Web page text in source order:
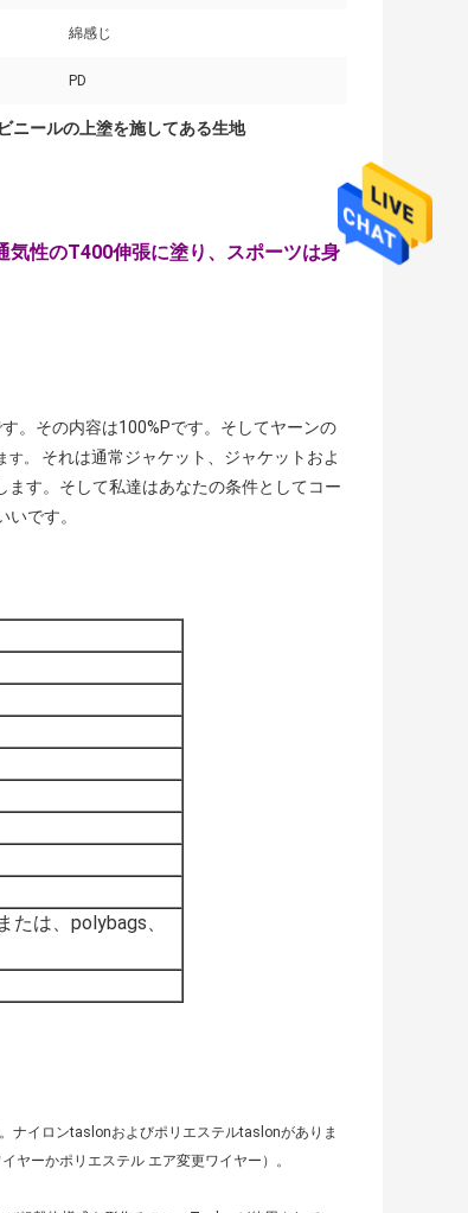
綿感じ
PD
ニールの上塗を施してある生地
性のT400伸張に塗り、スポーツは身
。その内容は100%Pです。そしてヤーンの
す。 それは通常ジャケット、ジャケットおよ
す。そして私達はあなたの条件としてコー
です。
は、polybags、
ナイロンtaslonおよびポリエステルtaslonがありま
ヤーかポリエステル エア変更ワイヤー）。